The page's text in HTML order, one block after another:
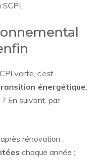
verte, c’est
énergétique.
En suivant, par
après rénovation ;
chaque année ;